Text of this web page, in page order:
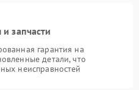
запчасти
гарантия на
детали, что
неисправностей